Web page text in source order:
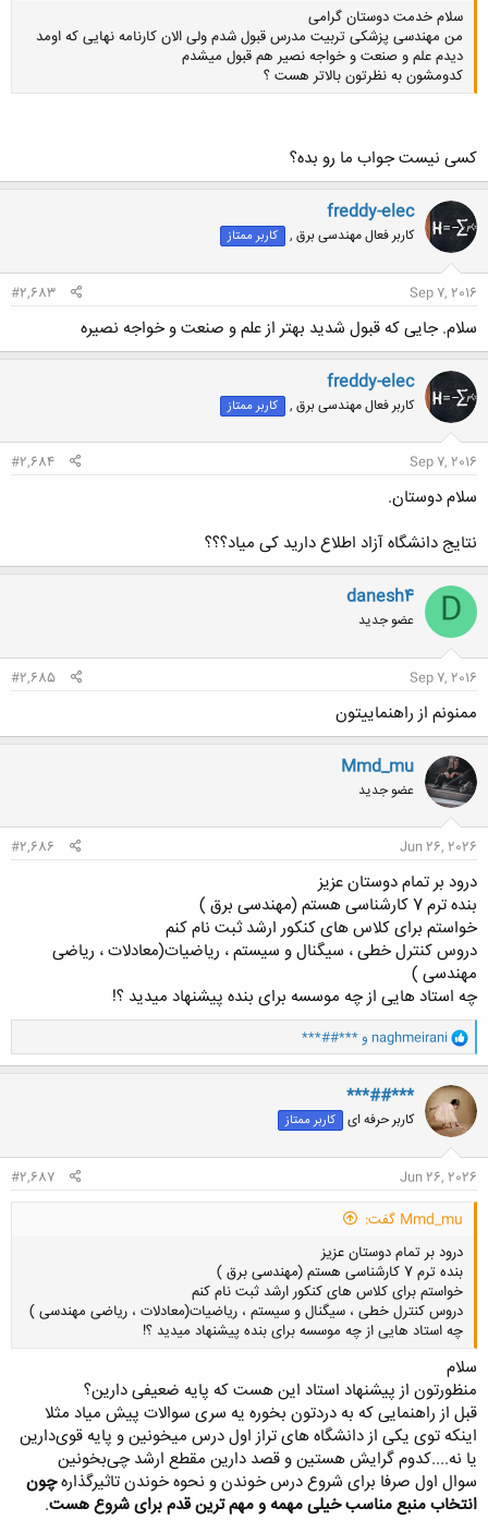
سلام خدمت دوستان گرامی
من مهندسی پزشکی تربیت مدرس قبول شدم ولی الان کارنامه نهایی که اومد
دیدم علم و صنعت و خواجه نصیر هم قبول میشدم
کدومشون به نظرتون بالاتر هست ؟
کلیک کنید تا باز شود...کسی نیست جواب ما رو بده؟
freddy-elec
کاربر فعال مهندسی برق , کاربر ممتاز
Sep 7, 2016
#2,683
سلام. جایی که قبول شدید بهتر از علم و صنعت و خواجه نصیره
freddy-elec
کاربر فعال مهندسی برق , کاربر ممتاز
Sep 7, 2016
#2,684
سلام دوستان.
نتایج دانشگاه آزاد اطلاع دارید کی میاد؟؟؟
D
danesh4
عضو جدید
Sep 7, 2016
#2,685
ممنونم از راهنماییتون
Mmd_mu
عضو جدید
Jun 26, 2026
#2,686
درود بر تمام دوستان عزیز
بنده ترم 7 کارشناسی هستم (مهندسی برق )
خواستم برای کلاس های کنکور ارشد ثبت نام کنم
دروس کنترل خطی ، سیگنال و سیستم ، ریاضیات(معادلات ، ریاضی
مهندسی )
چه استاد هایی از چه موسسه برای بنده پیشنهاد میدید ؟!
و
ا
ک
ن
ش
ه
ا
naghmeirani و***##***
***##***
کاربر حرفه ای کاربر ممتاز
Jun 26, 2026
#2,687
Mmd_mu گفت:
درود بر تمام دوستان عزیز
بنده ترم 7 کارشناسی هستم (مهندسی برق )
خواستم برای کلاس های کنکور ارشد ثبت نام کنم
دروس کنترل خطی ، سیگنال و سیستم ، ریاضیات(معادلات ، ریاضی مهندسی )
چه استاد هایی از چه موسسه برای بنده پیشنهاد میدید ؟!
کلیک کنید تا باز شود...
سلام
منظورتون از پیشنهاد استاد این هست که پایه ضعیفی دارین؟
قبل از راهنمایی که به دردتون بخوره یه سری سوالات پیش میاد مثلا
اینکه توی یکی از دانشگاه های تراز اول درس میخونین و پایه قوی‌دارین
یا نه....کدوم گرایش هستین و قصد دارین مقطع ارشد چی‌بخونین
سوال اول‌ صرفا برای شروع درس خوندن و نحوه خوندن تاثیرگذارهچون
انتخاب منبع مناسب خیلی مهمه و مهم ترین قدم برای شروع هست.